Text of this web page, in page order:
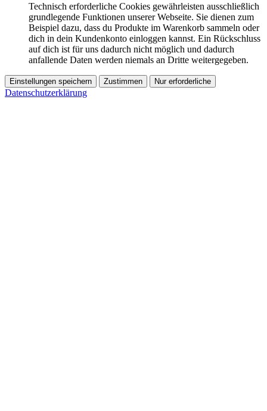
Technisch erforderliche Cookies gewährleisten ausschließlich
grundlegende Funktionen unserer Webseite. Sie dienen zum
Beispiel dazu, dass du Produkte im Warenkorb sammeln oder
dich in dein Kundenkonto einloggen kannst. Ein Rückschluss
auf dich ist für uns dadurch nicht möglich und dadurch
anfallende Daten werden niemals an Dritte weitergegeben.
Einstellungen speichern Zustimmen Nur erforderliche
Datenschutzerklärung